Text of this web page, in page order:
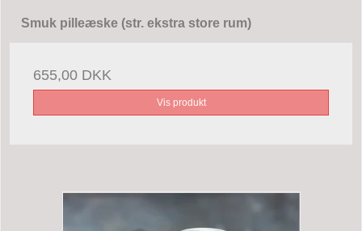
Smuk pilleæske (str. ekstra store rum)
655,00 DKK
Vis produkt